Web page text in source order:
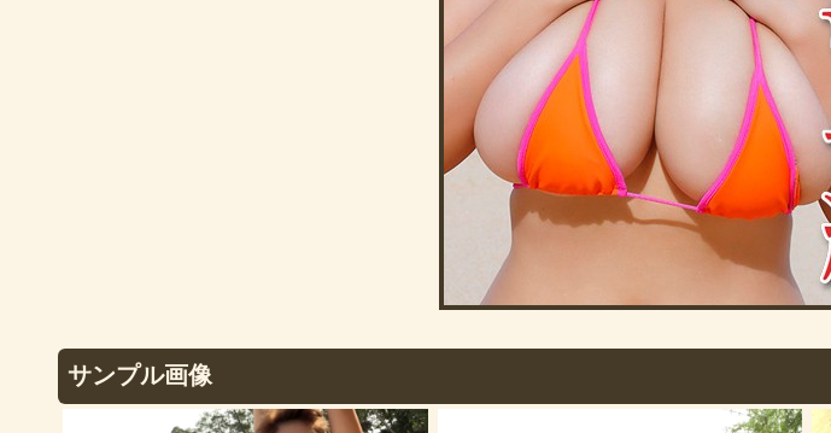
サンプル画像